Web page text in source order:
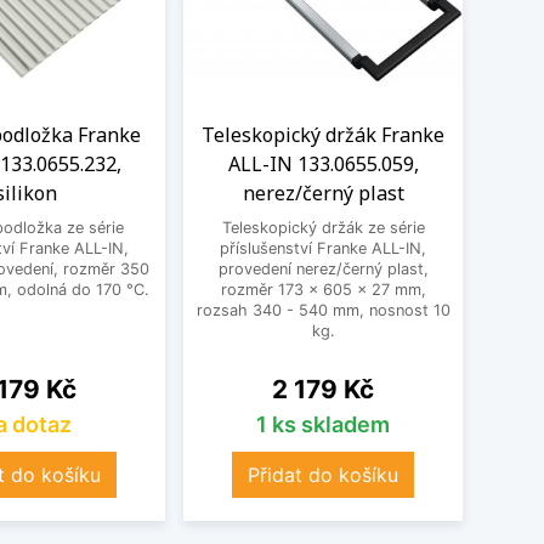
Franke
ze série
Franke ALL-IN,
rozměr 350
odolná do 170 °C.
Kč
dotaz
do košíku
Teleskopický držák Franke
ALL-IN 133.0655.059,
nerez/černý plast
Teleskopický držák ze série
příslušenství Franke ALL-IN,
provedení nerez/černý plast,
rozměr 173 × 605 × 27 mm,
rozsah 340 - 540 mm, nosnost 10
kg.
Cena
2 179 Kč
1 ks skladem
Přidat do košíku